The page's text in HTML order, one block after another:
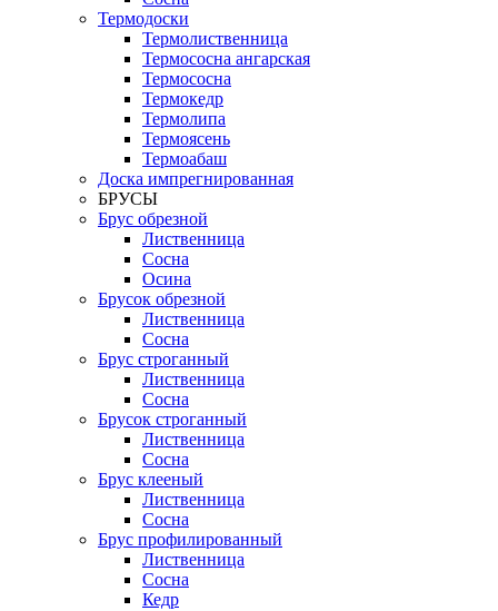
Термодоски
Термолиственница
Термососна ангарская
Термососна
Термокедр
Термолипа
Термоясень
Термоабаш
Доска импрегнированная
БРУСЫ
Брус обрезной
Лиственница
Сосна
Осина
Брусок обрезной
Лиственница
Сосна
Брус строганный
Лиственница
Сосна
Брусок строганный
Лиственница
Сосна
Брус клееный
Лиственница
Сосна
Брус профилированный
Лиственница
Сосна
Кедр